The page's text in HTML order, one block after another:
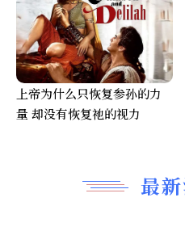
最
上帝为什么只恢复参孙的力
量 却没有恢复祂的视力